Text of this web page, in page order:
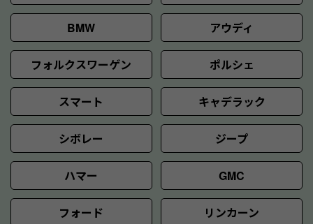
BMW アウディ
フォルクスワーゲン ポルシェ
スマート キャデラック
シボレー ジープ
ハマー GMC
フォード リンカーン